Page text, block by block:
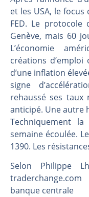
et les USA, le
FED. Le
Genève, mais 60
L’économie
créations
d’une inflation
signe
rehaussé ses taux
anticipé. Une autre
Techniquement
semaine écoulée.
1390. Les
Selon Philippe
banque centrale